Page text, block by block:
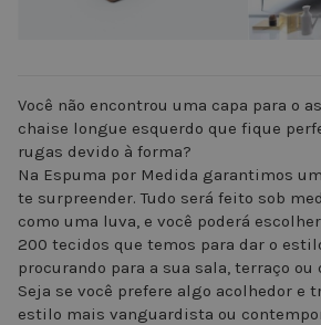
Você não encontrou uma capa para o
chaise longue esquerdo que fique
rugas devido à forma?
Na Espuma por Medida garantimos
te surpreender. Tudo será feito sob
como uma luva, e você poderá
200 tecidos que temos para dar o
procurando para a sua sala, terraço ou
Seja se você prefere algo acolhedor e
estilo mais vanguardista ou